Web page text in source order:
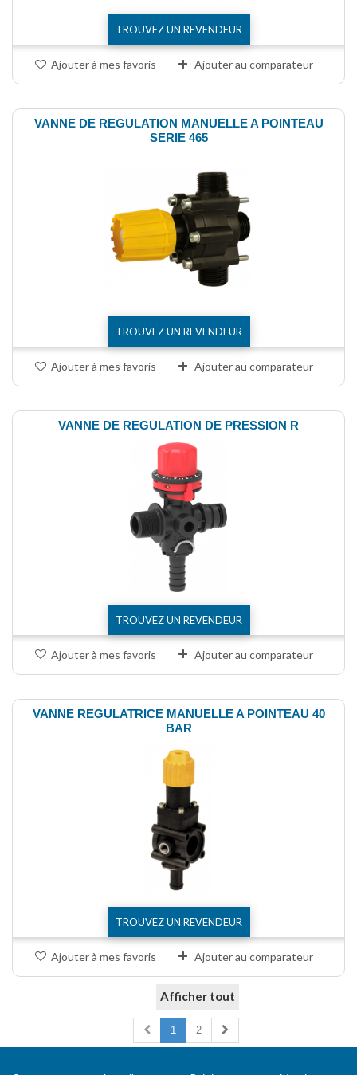
TROUVEZ UN REVENDEUR
Ajouter à mes favoris Ajouter au comparateur
VANNE DE REGULATION MANUELLE A POINTEAU
SERIE 465
TROUVEZ UN REVENDEUR
Ajouter à mes favoris Ajouter au comparateur
VANNE DE REGULATION DE PRESSION R
TROUVEZ UN REVENDEUR
Ajouter à mes favoris Ajouter au comparateur
VANNE REGULATRICE MANUELLE A POINTEAU 40
BAR
TROUVEZ UN REVENDEUR
Ajouter à mes favoris Ajouter au comparateur
Afficher tout
1 2